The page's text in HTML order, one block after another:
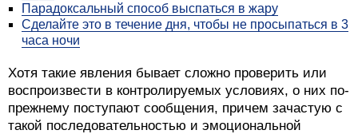
Парадоксальный способ выспаться в жару
Сделайте это в течение дня, чтобы не просыпаться в 3
часа ночи
Хотя такие явления бывает сложно проверить или
воспроизвести в контролируемых условиях, о них по-
прежнему поступают сообщения, причем зачастую с
такой последовательностью и эмоциональной